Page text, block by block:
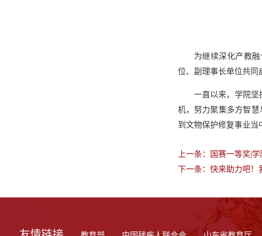
为继续深化产教
位、副理事长单位共同
一直以来，学院
机，努力聚集多方智
到文物保护修复事业当
上一条：
国赛一等奖|
下一条： 快来助力吧！